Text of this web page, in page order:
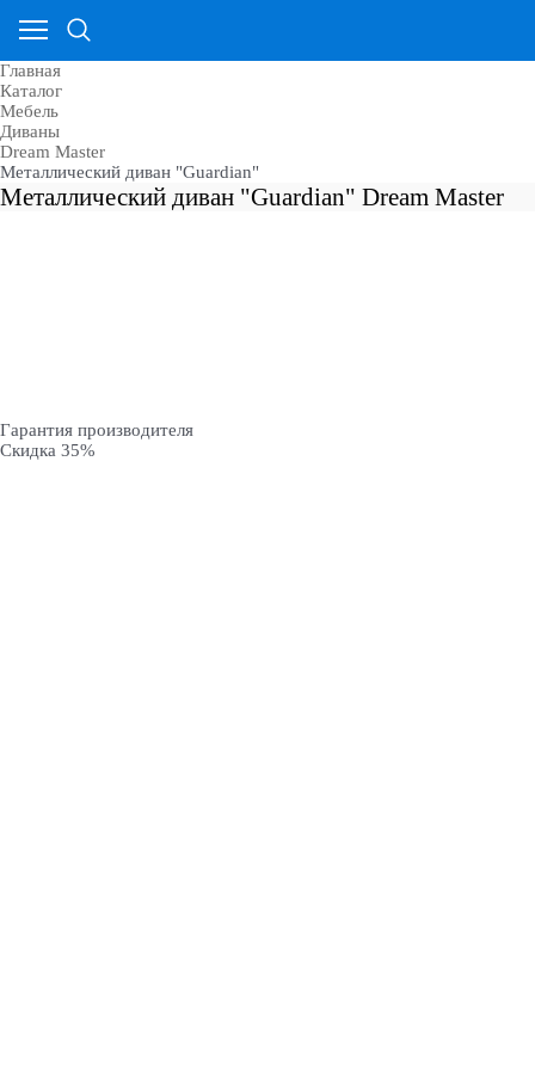
Главная
Каталог
Мебель
Диваны
Dream Master
Металлический диван "Guardian"
Металлический диван "Guardian" Dream Master
Гарантия производителя
Скидка 35%